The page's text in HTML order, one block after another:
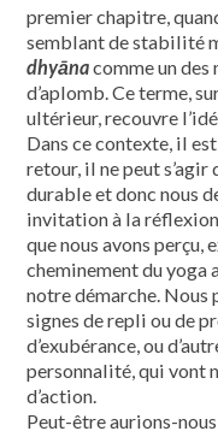
premier chapitre,
semblant de stabilité
dhyānacomme un des
d’aplomb. Ce terme,
ultérieur, recouvre
Dans ce contexte, il
retour, il ne peut
durable et donc nous
invitation à la
que nous avons perçu,
cheminement du yoga
notre démarche. Nous
signes de repli ou de
d’exubérance, ou
personnalité, qui vont
d’action.
Peut-être aurions-